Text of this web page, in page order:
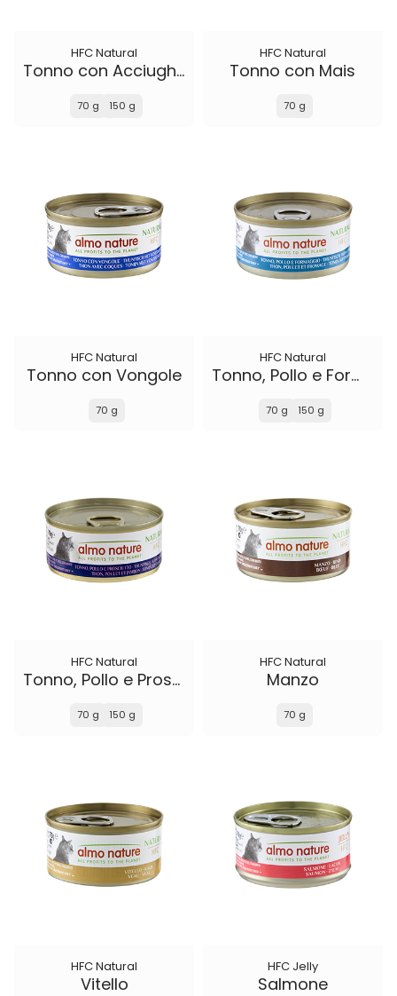
HFC Natural
Tonno con Acciughine
70 g 150 g
HFC Natural
Tonno con Mais
70 g
HFC Natural
Tonno con Vongole
70 g
HFC Natural
Tonno, Pollo e Formaggio
70 g 150 g
HFC Natural
Tonno, Pollo e Prosciutto
70 g 150 g
HFC Natural
Manzo
70 g
HFC Natural
Vitello
HFC Jelly
Salmone